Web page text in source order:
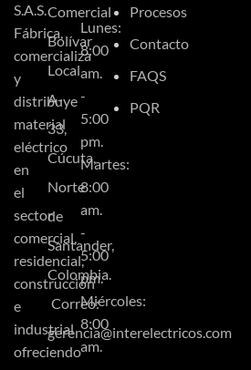
S.A.S.
Fábrica,
comercializa
y
distribuye
material
eléctrico
en
el
sector
comercial,
residencial,
construcción
e
industrial
ofreciendo
Comercial
Bolívar
Local
A-
33,
Cúcuta,
Norte
de
Santander,
Colombia.
Correo:
gerencia@interelectricos.com
Lunes:
8:00
am.
-
5:00
pm.
Martes:
8:00
am.
-
5:00
pm.
Miércoles:
8:00
am.
Procesos
Contacto
FAQS
PQR